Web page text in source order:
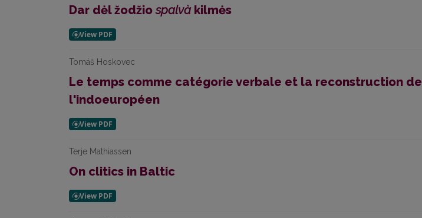
Dar dėl žodžiospalvà kilmės
Tomáš Hoskovec
Le temps comme catégorie verbale et la reconstruction de
l'indoeuropéen
Terje Mathiassen
On clitics in Baltic